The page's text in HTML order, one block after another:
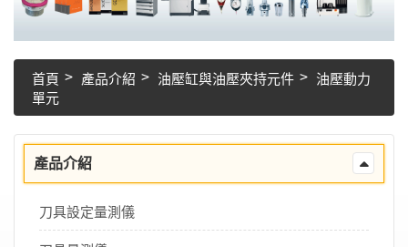
首頁 產品介紹 油壓缸與油壓夾持元件
油壓動力
單元
產品介紹
刀具設定量測儀